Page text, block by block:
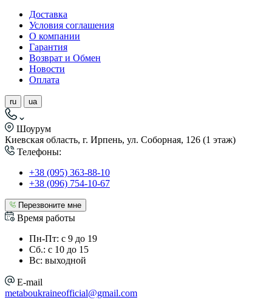
Доставка
Условия соглашения
О компании
Гарантия
Возврат и Обмен
Новости
Оплата
ru ua
Шоурум
Киевская область, г. Ирпень, ул. Соборная, 126 (1 этаж)
Телефоны:
+38 (095) 363-88-10
+38 (096) 754-10-67
Перезвоните мне
Время работы
Пн-Пт: с 9 до 19
Сб.: с 10 до 15
Вс: выходной
E-mail
metaboukraineofficial@gmail.com